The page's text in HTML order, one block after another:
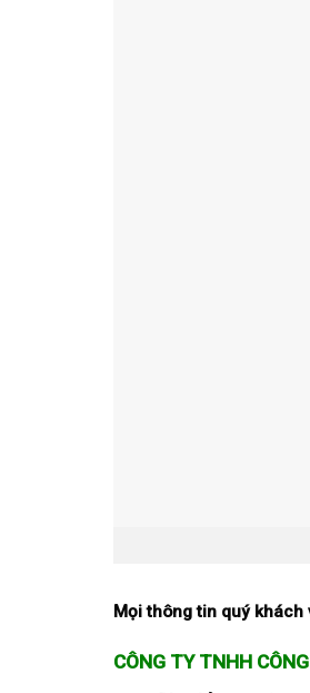
Mọi thông tin quý
CÔNG TY TNHH